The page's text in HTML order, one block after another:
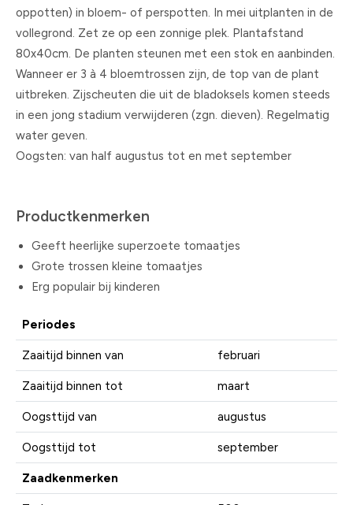
oppotten) in bloem- of perspotten. In mei uitplanten in de
vollegrond. Zet ze op een zonnige plek. Plantafstand
80x40cm. De planten steunen met een stok en aanbinden.
Wanneer er 3 à 4 bloemtrossen zijn, de top van de plant
uitbreken. Zijscheuten die uit de bladoksels komen steeds
in een jong stadium verwijderen (zgn. dieven). Regelmatig
water geven.
Oogsten: van half augustus tot en met september
Productkenmerken
Geeft heerlijke superzoete tomaatjes
Grote trossen kleine tomaatjes
Erg populair bij kinderen
Periodes
Zaaitijd binnen van februari
Zaaitijd binnen tot maart
Oogsttijd van augustus
Oogsttijd tot september
Zaadkenmerken